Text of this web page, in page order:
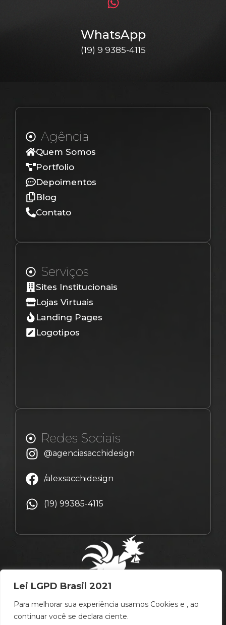
Lei LGPD Brasil 2021
Para melhorar sua experiência usamos Cookies e , ao
continuar você se declara ciente.
WhatsApp
(19) 9 9385-4115
Agência
Quem Somos
Portfolio
Depoimentos
Blog
Contato
Serviços
Sites Institucionais
Lojas Virtuais
Landing Pages
Logotipos
Redes Sociais
@agenciasacchidesign
/alexsacchidesign
(19) 99385-4115